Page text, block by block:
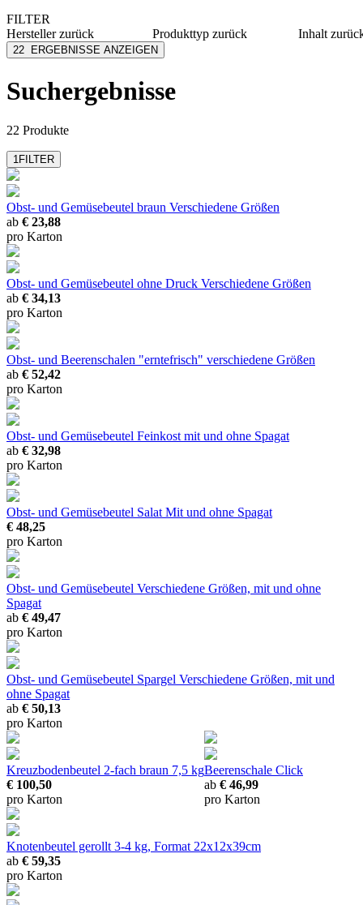
FILTER
Herstellerzurück
LOGISCH ÖKO
Produkttyp zurück
Knotenbeutel
Inhalt
22 ERGEBNISSE ANZEIGEN
Suchergebnisse
22 Produkte
1FILTER
Obst- und Gemüsebeutel braun Verschiedene Größen
ab € 23,88
pro Karton
Obst- und Gemüsebeutel ohne Druck Verschiedene Größen
ab € 34,13
pro Karton
Obst- und Beerenschalen "erntefrisch" verschiedene Größen
ab € 52,42
pro Karton
Obst- und Gemüsebeutel Feinkost mit und ohne Spagat
ab € 32,98
pro Karton
Obst- und Gemüsebeutel Salat Mit und ohne Spagat
€ 48,25
pro Karton
Obst- und Gemüsebeutel Verschiedene Größen, mit und ohne
Spagat
ab € 49,47
pro Karton
Obst- und Gemüsebeutel Spargel Verschiedene Größen, mit und
ohne Spagat
ab € 50,13
pro Karton
Kreuzbodenbeutel 2-fach braun 7,5 kg
€ 100,50
pro Karton
Beerenschale Click
ab € 46,99
pro Karton
Knotenbeutel gerollt 3-4 kg, Format 22x12x39cm
ab € 59,35
pro Karton